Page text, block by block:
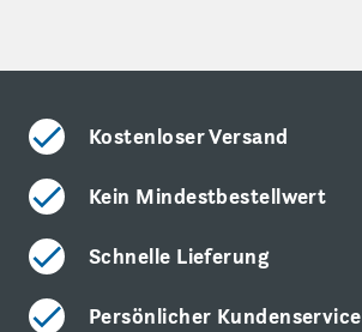
Kostenloser Versand
Kein Mindestbestellwert
Schnelle Lieferung
Persönlicher Kundenservice